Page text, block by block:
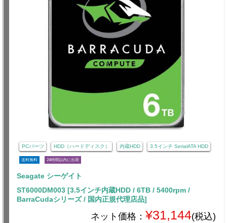
PCパーツ HDD（ハードディスク） 内蔵HDD 3.5インチ SerialATA HDD
送料無料 24時間以内に出荷
Seagate シーゲイト
ST6000DM003 [3.5インチ内蔵HDD / 6TB / 5400rpm /
BarraCudaシリーズ / 国内正規代理店品]
ネット価格： ¥31,144(税込)